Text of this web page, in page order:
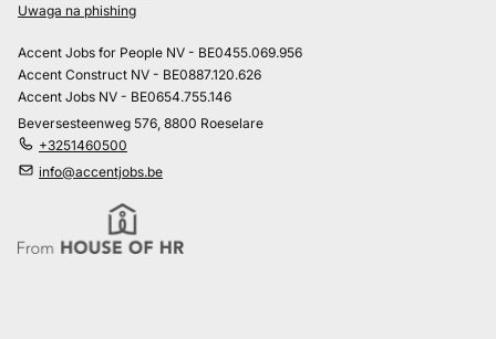
Uwaga na phishing
Accent Jobs for People NV - BE0455.069.956
Accent Construct NV - BE0887.120.626
Accent Jobs NV - BE0654.755.146
Beversesteenweg 576, 8800 Roeselare
+3251460500
info@accentjobs.be